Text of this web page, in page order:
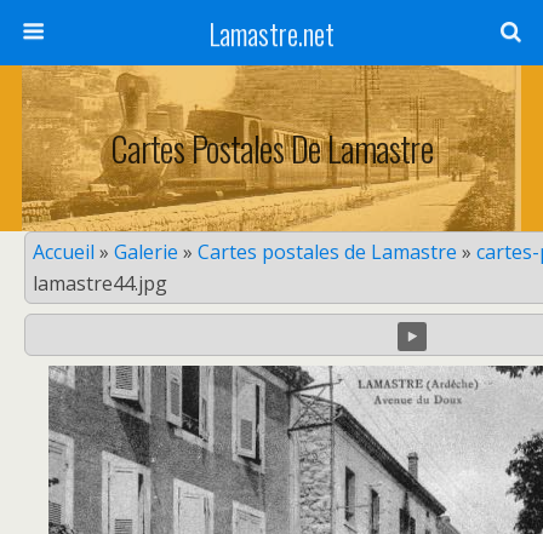
Lamastre.net
Cartes Postales De Lamastre
Accueil » Galerie » Cartes postales de Lamastre »
lamastre44.jpg